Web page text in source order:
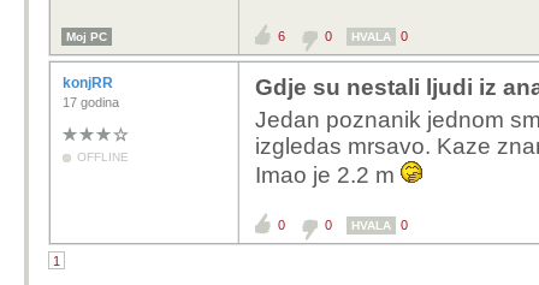
Moj PC 6 0 HVALA 0
konjRR
17 godina
OFFLINE
Gdje su nestali ljudi iz
Jedan poznanik jednom
izgledas mrsavo. Kaze
Imao je 2.2 m
0 0 HVALA 0
1